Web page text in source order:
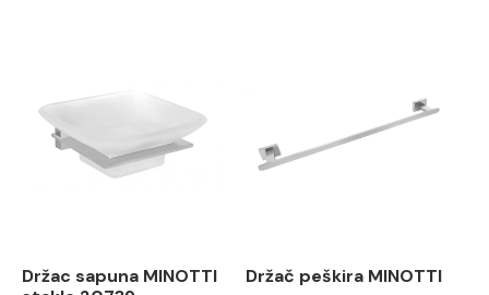
Držac sapuna MINOTTI
Držač peškira MINOTTI